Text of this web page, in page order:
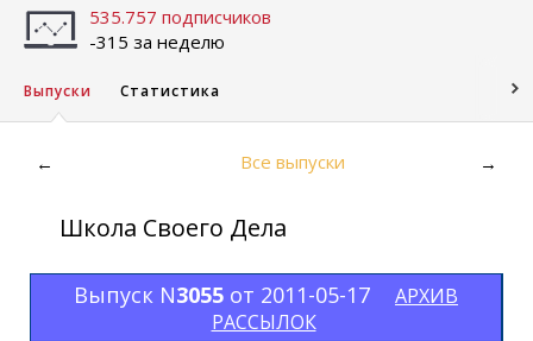
535.757 подписчиков
-315 за неделю
Выпуски Статистика
← Все выпуски →
Школа Своего Дела
Выпуск N3055 от 2011-05-17
АРХИВ
РАССЫЛОК